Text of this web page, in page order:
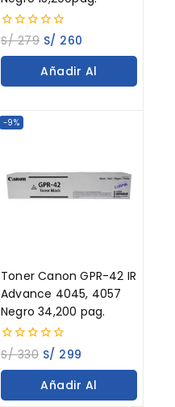
0
out
of
S/279 S/ 260
Añadir Al
-9%
Toner Canon GPR-42 IR
Advance 4045, 4057
Negro 34,200 pag.
0
out
of
S/330 S/ 299
Añadir Al